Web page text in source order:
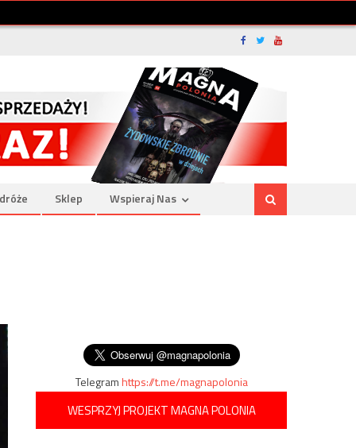
Sklep Wspieraj Nas
Telegramhttps://t.me/magnapolonia
WESPRZYJ PROJEKT MAGNA POLONIA